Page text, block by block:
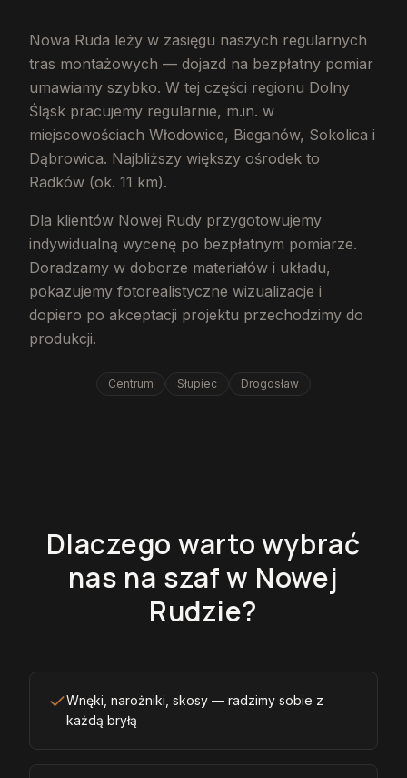
Nowa Ruda leży w zasięgu naszych regularnych
tras montażowych — dojazd na bezpłatny pomiar
umawiamy szybko. W tej części regionu Dolny
Śląsk pracujemy regularnie, m.in. w
miejscowościach Włodowice, Bieganów, Sokolica i
Dąbrowica. Najbliższy większy ośrodek to
Radków (ok. 11 km).
Dla klientów Nowej Rudy przygotowujemy
indywidualną wycenę po bezpłatnym pomiarze.
Doradzamy w doborze materiałów i układu,
pokazujemy fotorealistyczne wizualizacje i
dopiero po akceptacji projektu przechodzimy do
produkcji.
Centrum Słupiec Drogosław
Dlaczego warto wybrać
nas na szaf w Nowej
Rudzie?
Wnęki, narożniki, skosy — radzimy sobie z
każdą bryłą